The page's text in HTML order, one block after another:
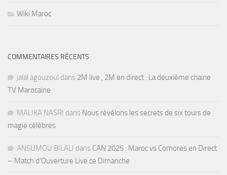
Wiki Maroc
COMMENTAIRES RÉCENTS
jalal agouzoul dans 2M live , 2M en direct : La deuxième chaine
TV Marocaine
MALIKA NASRI dans Nous révélons les secrets de six tours de
magie célèbres
ANSUMOU BILALI dans CAN 2025 : Maroc vs Comores en Direct
– Match d’Ouverture Live ce Dimanche